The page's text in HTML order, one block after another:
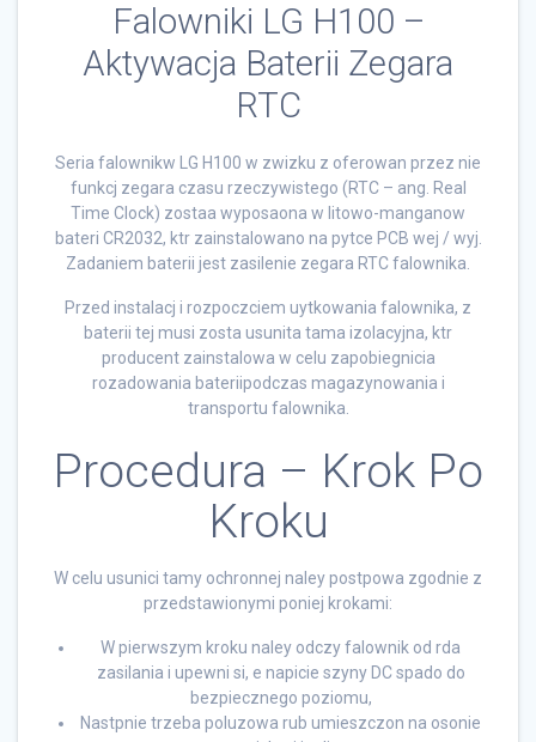
Falowniki LG H100 –
Aktywacja Baterii Zegara
RTC
Seria falownikw LG H100 w zwizku z oferowan przez nie
funkcj zegara czasu rzeczywistego (RTC – ang. Real
Time Clock) zostaa wyposaona w litowo-manganow
bateri CR2032, ktr zainstalowano na pytce PCB wej / wyj.
Zadaniem baterii jest zasilenie zegara RTC falownika.
Przed instalacj i rozpoczciem uytkowania falownika, z
baterii tej musi zosta usunita tama izolacyjna, ktr
producent zainstalowa w celu zapobiegnicia
rozadowania bateriipodczas magazynowania i
transportu falownika.
Procedura – Krok Po
Kroku
W celu usunici tamy ochronnej naley postpowa zgodnie z
przedstawionymi poniej krokami:
W pierwszym kroku naley odczy falownik od rda
zasilania i upewni si, e napicie szyny DC spado do
bezpiecznego poziomu,
Nastpnie trzeba poluzowa rub umieszczon na osonie